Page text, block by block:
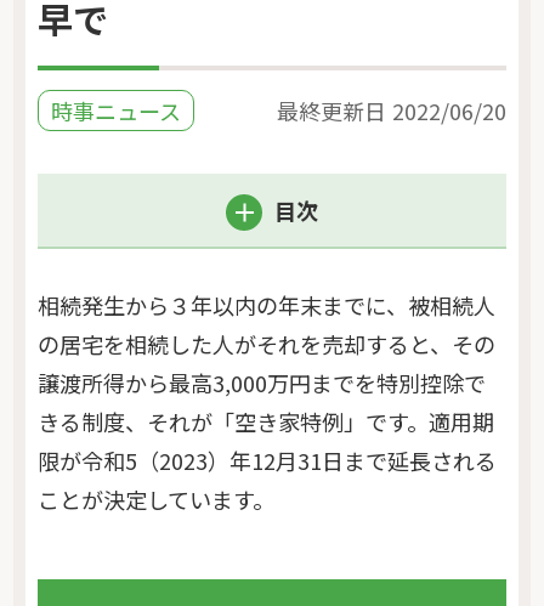
早で
時事ニュース 最終更新日 2022/06/20
目次
相続発生から３年以内の年末までに、被相続人
の居宅を相続した人がそれを売却すると、その
譲渡所得から最高3,000万円までを特別控除で
きる制度、それが「空き家特例」です。適用期
限が令和5（2023）年12月31日まで延長される
ことが決定しています。